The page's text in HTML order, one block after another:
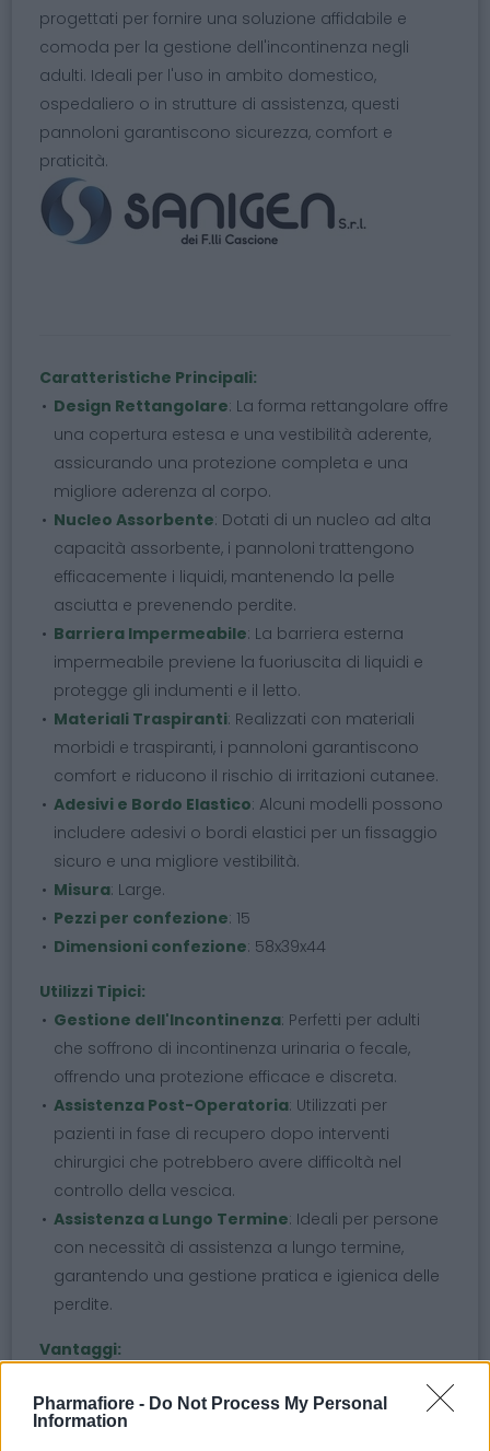
Pharmafiore - Do Not Process My Personal
Information
progettati per fornire una soluzione affidabile e
comoda per la gestione dell'incontinenza negli
adulti. Ideali per l'uso in ambito domestico,
ospedaliero o in strutture di assistenza, questi
pannoloni garantiscono sicurezza, comfort e
praticità.
Caratteristiche Principali:
Design Rettangolare: La forma rettangolare offre
una copertura estesa e una vestibilità aderente,
assicurando una protezione completa e una
migliore aderenza al corpo.
Nucleo Assorbente: Dotati di un nucleo ad alta
capacità assorbente, i pannoloni trattengono
efficacemente i liquidi, mantenendo la pelle
asciutta e prevenendo perdite.
Barriera Impermeabile: La barriera esterna
impermeabile previene la fuoriuscita di liquidi e
protegge gli indumenti e il letto.
Materiali Traspiranti: Realizzati con materiali
morbidi e traspiranti, i pannoloni garantiscono
comfort e riducono il rischio di irritazioni cutanee.
Adesivi e Bordo Elastico: Alcuni modelli possono
includere adesivi o bordi elastici per un fissaggio
sicuro e una migliore vestibilità.
Misura: Large.
Pezzi per confezione: 15
Dimensioni confezione: 58x39x44
Utilizzi Tipici:
Gestione dell'Incontinenza: Perfetti per adulti
che soffrono di incontinenza urinaria o fecale,
offrendo una protezione efficace e discreta.
Assistenza Post-Operatoria: Utilizzati per
pazienti in fase di recupero dopo interventi
chirurgici che potrebbero avere difficoltà nel
controllo della vescica.
Assistenza a Lungo Termine: Ideali per persone
con necessità di assistenza a lungo termine,
garantendo una gestione pratica e igienica delle
perdite.
Vantaggi:
materiali morbidi e un nucleo assorbente